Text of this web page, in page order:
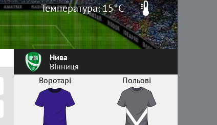
Температура: 15°C
Нива
Вінниця
Воротарі
Польові